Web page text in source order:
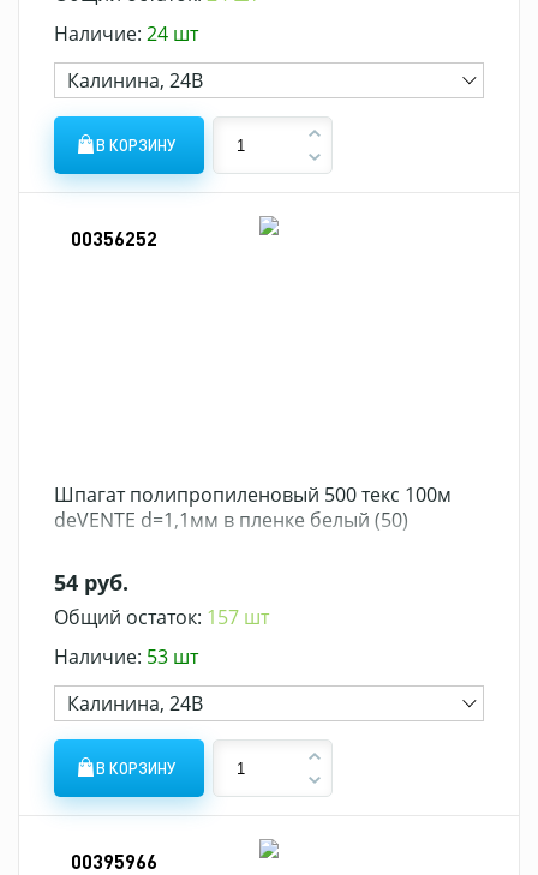
Наличие: 24 шт
Калинина, 24В
В КОРЗИНУ
00356252
Шпагат полипропиленовый 500 текс 100м
deVENTE d=1,1мм в пленке белый (50)
54 руб.
Общий остаток: 157 шт
Наличие: 53 шт
Калинина, 24В
В КОРЗИНУ
00395966